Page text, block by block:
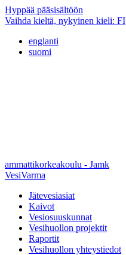
Hyppää pääsisältöön
Vaihda kieltä, nykyinen kieli: FI
englanti
suomi
ammattikorkeakoulu - Jamk
VesiVarma
Jätevesiasiat
Kaivot
Vesiosuuskunnat
Vesihuollon projektit
Raportit
Vesihuollon yhteystiedot